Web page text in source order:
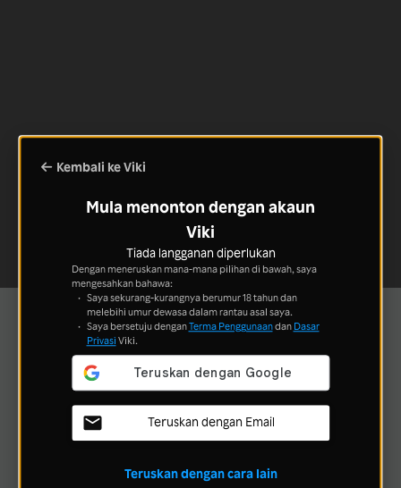
Kembali ke Viki
Mula menonton dengan akaun
Viki
Tiada langganan diperlukan
Dengan meneruskan mana-mana pilihan di bawah, saya
mengesahkan bahawa:
Saya sekurang-kurangnya berumur 18 tahun dan
melebihi umur dewasa dalam rantau asal saya.
Saya bersetuju denganTerma Penggunaandan Dasar
Privasi Viki.
Teruskan dengan Email
Teruskan dengan cara lain